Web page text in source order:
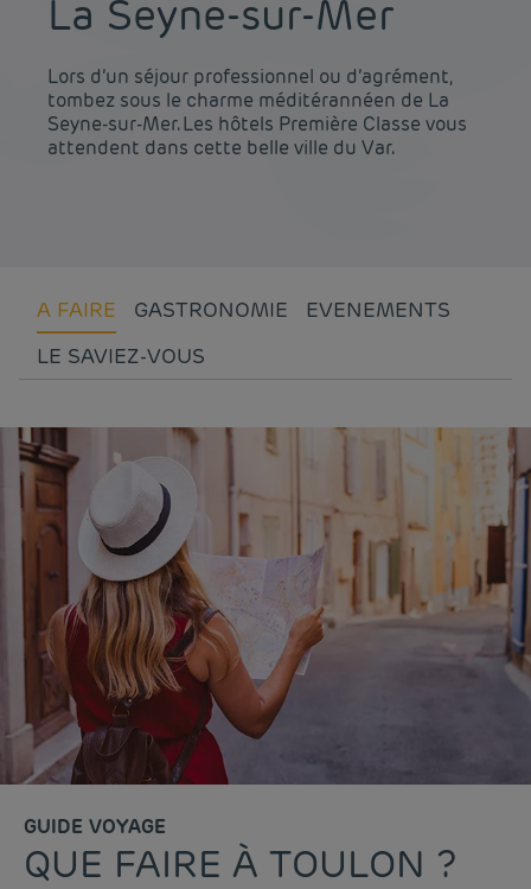
La Seyne-sur-Mer
Lors d’un séjour professionnel ou d’agrément,
tombez sous le charme méditérannéen de La
Seyne-sur-Mer. Les hôtels Première Classe vous
attendent dans cette belle ville du Var.
A FAIRE GASTRONOMIE
EVENEMENTS
LE SAVIEZ-VOUS
GUIDE VOYAGE
QUE FAIRE À TOULON ?